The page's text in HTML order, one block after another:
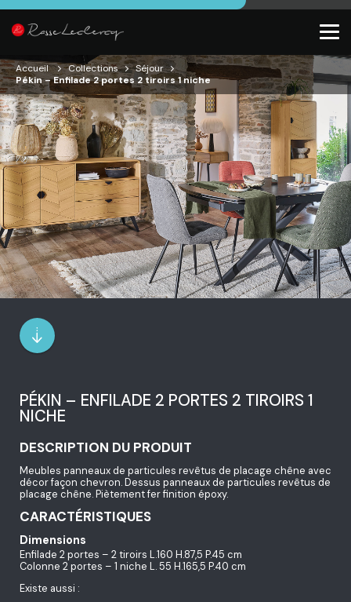
Accueil Collections
Séjour
Pékin – Enfilade 2 portes 2 tiroirs 1 niche
PÉKIN – ENFILADE 2 PORTES 2 TIROIRS 1
NICHE
DESCRIPTION DU PRODUIT
Meubles panneaux de particules revêtus de placage chêne avec
décor façon chevron. Dessus panneaux de particules revêtus de
placage chêne. Piètement fer finition époxy.
CARACTÉRISTIQUES
Dimensions
Enfilade 2 portes – 2 tiroirs L.160 H.87,5 P.45 cm
Colonne 2 portes – 1 niche L. 55 H.165,5 P.40 cm
Existe aussi :